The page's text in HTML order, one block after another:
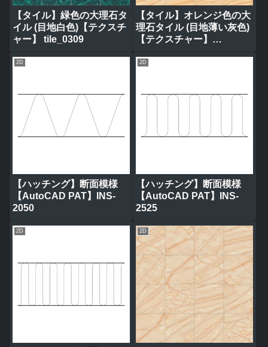
【タイル】緑色の大理石タ
イル (目地白色)【テクスチ
ャー】 tile_0309
【タイル】オレンジ色の大
理石タイル (目地薄い灰色)
【テクスチャー】
2D
【ハッチング】断面模様
【AutoCAD PAT】INS-
2050
2D
【ハッチング】断面模様
【AutoCAD PAT】INS-
2525
2D 2D